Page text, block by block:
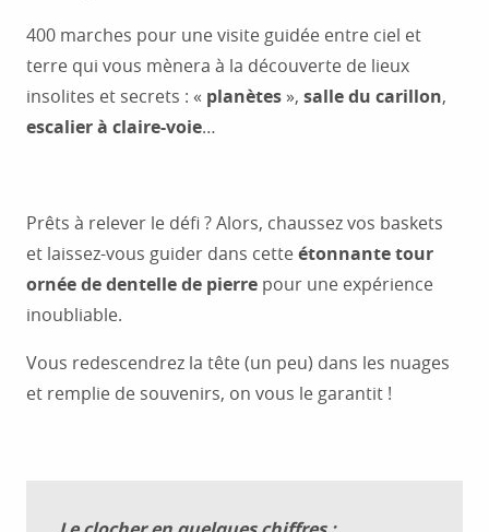
400 marches pour une visite guidée entre ciel et
terre qui vous mènera à la découverte de lieux
insolites et secrets : « planètes », salle du carillon,
escalier à claire-voie…
Prêts à relever le défi ? Alors, chaussez vos baskets
et laissez-vous guider dans cetteétonnante tour
ornée de dentelle de pierre pour une expérience
inoubliable.
Vous redescendrez la tête (un peu) dans les nuages
et remplie de souvenirs, on vous le garantit !